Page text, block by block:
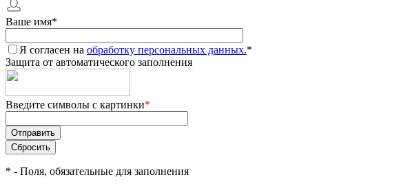
Ваше имя*
Я согласен на обработку персональных данных.*
Защита от автоматического заполнения
Введите символы с картинки*
* - Поля, обязательные для заполнения